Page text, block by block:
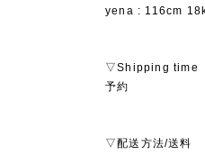
yena : 116cm
▽Shipping time
予約
▽配送方法/送料